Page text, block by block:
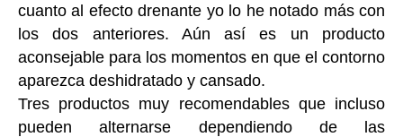
cuanto al efecto drenante yo lo he notado más con
los dos anteriores. Aún así es un producto
aconsejable para los momentos en que el contorno
aparezca deshidratado y cansado.
Tres productos muy recomendables que incluso
pueden alternarse dependiendo de las